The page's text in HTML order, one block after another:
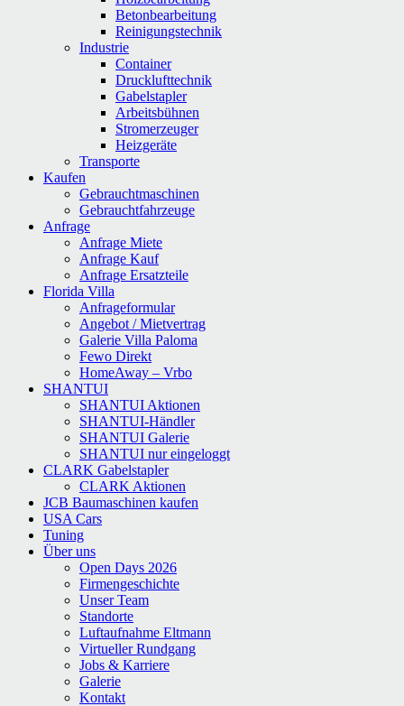
Betonbearbeitung
Reinigungstechnik
Industrie
Container
Drucklufttechnik
Gabelstapler
Arbeitsbühnen
Stromerzeuger
Heizgeräte
Transporte
Kaufen
Gebrauchtmaschinen
Gebrauchtfahrzeuge
Anfrage
Anfrage Miete
Anfrage Kauf
Anfrage Ersatzteile
Florida Villa
Anfrageformular
Angebot / Mietvertrag
Galerie Villa Paloma
Fewo Direkt
HomeAway – Vrbo
SHANTUI
SHANTUI Aktionen
SHANTUI-Händler
SHANTUI Galerie
SHANTUI nur eingeloggt
CLARK Gabelstapler
CLARK Aktionen
JCB Baumaschinen kaufen
USA Cars
Tuning
Über uns
Open Days 2026
Firmengeschichte
Unser Team
Standorte
Luftaufnahme Eltmann
Virtueller Rundgang
Jobs & Karriere
Galerie
Kontakt